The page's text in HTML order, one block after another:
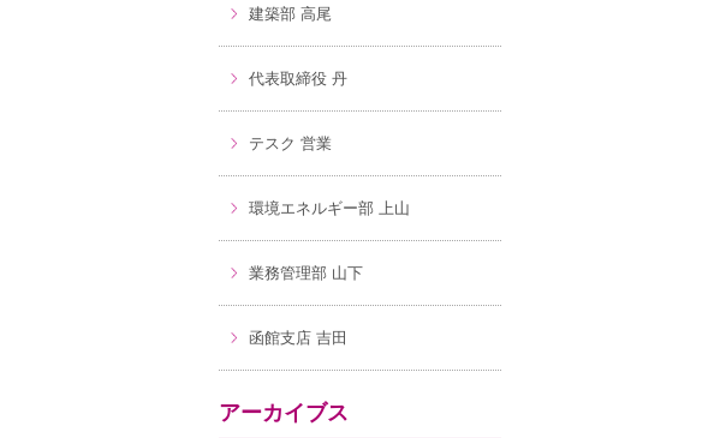
建築部 高尾
代表取締役 丹
テスク 営業
環境エネルギー部 上山
業務管理部 山下
函館支店 吉田
アーカイブス